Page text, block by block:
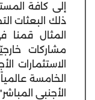
إلى كافة
ذلك البعثات
مشاركات
الاستثمارات
الخامسة
الأجنبي